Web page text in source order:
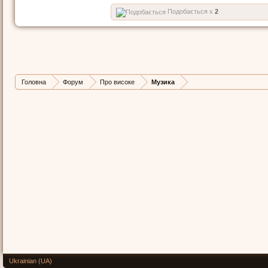
Подобається x 2
Головна Форум Про високе Музика
Ukrainian (UA)